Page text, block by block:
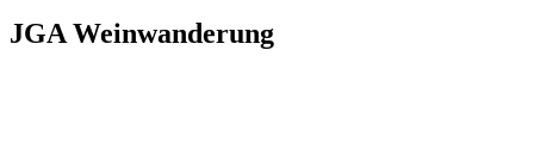
JGA Weinwanderung